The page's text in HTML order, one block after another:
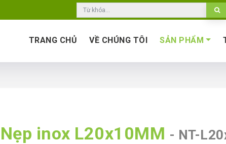
TRANG CHỦ VỀ CHÚNG TÔI SẢN PHẨM
Nẹp inox L20x10MM - NT-